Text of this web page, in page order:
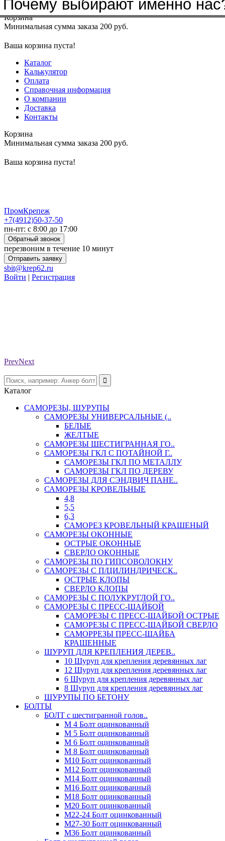
Меню+7(4912)50-37-50sbit@krep62.ru
Корзина
Минимальная сумма заказа 200 руб.
Ваша корзина пуста!
Каталог
Калькулятор
Оплата
Справочная информация
О компании
Доставка
Контакты
Корзина
Минимальная сумма заказа 200 руб.
Ваша корзина пуста!
ПромКрепеж
+7(4912)50-37-50
пн-пт: с 8:00 до 17:00
Обратный звонок
перезвоним в течение 10 минут
Отправить заявку
sbit@krep62.ru
Войти | Регистрация
PrevNext
Каталог
САМОРЕЗЫ, ШУРУПЫ
САМОРЕЗЫ УНИВЕРСАЛЬНЫЕ (..
БЕЛЫЕ
ЖЕЛТЫЕ
САМОРЕЗЫ ШЕСТИГРАННАЯ ГО..
САМОРЕЗЫ ГКЛ С ПОТАЙНОЙ Г..
САМОРЕЗЫ ГКЛ ПО МЕТАЛЛУ
САМОРЕЗЫ ГКЛ ПО ДЕРЕВУ
САМОРЕЗЫ ДЛЯ СЭНДВИЧ ПАНЕ..
САМОРЕЗЫ КРОВЕЛЬНЫЕ
4,8
5,5
6,3
САМОРЕЗ КРОВЕЛЬНЫЙ КРАШЕНЫЙ
САМОРЕЗЫ ОКОННЫЕ
ОСТРЫЕ ОКОННЫЕ
СВЕРЛО ОКОННЫЕ
САМОРЕЗЫ ПО ГИПСОВОЛОКНУ
САМОРЕЗЫ С П/ЦИЛИНДРИЧЕСК..
ОСТРЫЕ КЛОПЫ
СВЕРЛО КЛОПЫ
САМОРЕЗЫ С ПОЛУКРУГЛОЙ ГО..
САМОРЕЗЫ С ПРЕСС-ШАЙБОЙ
САМОРЕЗЫ С ПРЕСС-ШАЙБОЙ ОСТРЫЕ
САМОРЕЗЫ С ПРЕСС-ШАЙБОЙ СВЕРЛО
САМОРРЕЗЫ ПРЕСС-ШАЙБА
КРАШЕННЫЕ
ШУРУП ДЛЯ КРЕПЛЕНИЯ ДЕРЕВ..
10 Шуруп для крепления деревянных лаг
12 Шуруп для крепления деревянных лаг
6 Шуруп для крепления деревянных лаг
8 Шуруп для крепления деревянных лаг
ШУРУПЫ ПО БЕТОНУ
БОЛТЫ
БОЛТ с шестигранной голов..
М 4 Болт оцинкованный
М 5 Болт оцинкованный
М 6 Болт оцинкованный
М 8 Болт оцинкованный
М10 Болт оцинкованный
М12 Болт оцинкованный
М14 Болт оцинкованный
М16 Болт оцинкованный
М18 Болт оцинкованный
М20 Болт оцинкованный
М22-24 Болт оцинкованный
М27-30 Болт оцинкованный
М36 Болт оцинкованный
Почему выбирают именно